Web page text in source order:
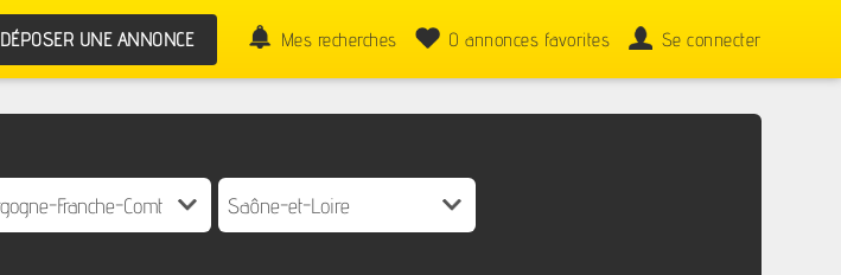
DÉPOSER UNE ANNONCE Mes recherches 0 annonces favorites Se connecter